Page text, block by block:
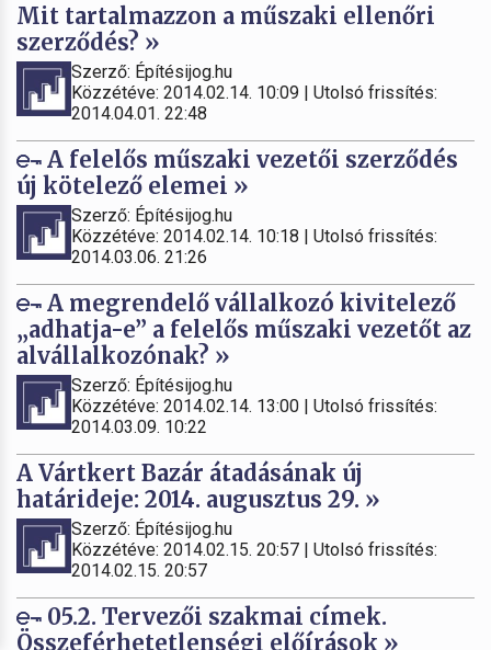
Mit tartalmazzon a műszaki ellenőri
szerződés? »
Szerző: Építésijog.hu
Közzétéve: 2014.02.14. 10:09 | Utolsó frissítés:
2014.04.01. 22:48
A felelős műszaki vezetői szerződés
új kötelező elemei »
Szerző: Építésijog.hu
Közzétéve: 2014.02.14. 10:18 | Utolsó frissítés:
2014.03.06. 21:26
A megrendelő vállalkozó kivitelező
„adhatja-e” a felelős műszaki vezetőt az
alvállalkozónak? »
Szerző: Építésijog.hu
Közzétéve: 2014.02.14. 13:00 | Utolsó frissítés:
2014.03.09. 10:22
A Vártkert Bazár átadásának új
határideje: 2014. augusztus 29. »
Szerző: Építésijog.hu
Közzétéve: 2014.02.15. 20:57 | Utolsó frissítés:
2014.02.15. 20:57
05.2. Tervezői szakmai címek.
Összeférhetetlenségi előírások »